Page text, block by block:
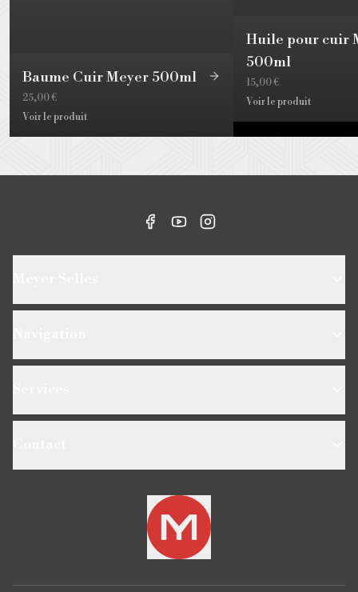
Baume Cuir Meyer 500ml
25,00 €
Voir le produit
Huile pour cuir
500ml
15,00 €
Voir le produit